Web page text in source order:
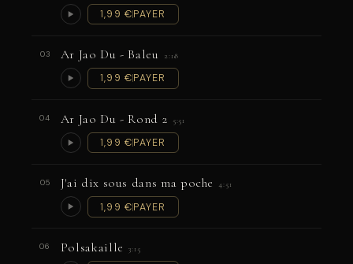
1,99 €PAYER
03 Ar Jao Du - Baleu 2:18
1,99 €PAYER
04 Ar Jao Du - Rond 2 5:51
1,99 €PAYER
05 J'ai dix sous dans ma poche 4:51
1,99 €PAYER
06 Polsakaille 3:15